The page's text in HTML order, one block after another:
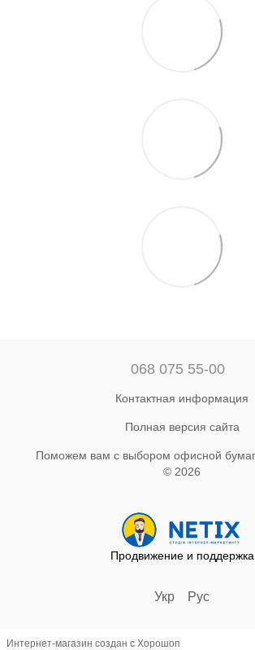
068 075 55-00
Контактная информация
Полная версия сайта
Поможем вам с выбором офисной
© 2026
Продвижение и поддержка
Укр Рус
Интернет-магазин создан с Хорошоп